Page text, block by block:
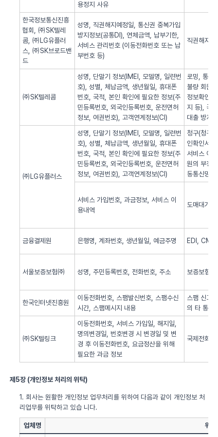
용정지 사유
한국정보통신진흥
협회, ㈜SK텔레
콤, ㈜LG유플러
스, ㈜SK브로드밴
드
성명, 직권해지예정일, 통신권 중복가입
방지정보(공통DI), 연체금액, 납부기한,
서비스 관리번호 (이동전화번호 또는 납
부번호 등)
직권해지
㈜SK텔레콤
성명, 단말기 정보(IMEI, 모델명, 일련번
호), 성별, 체납금액, 생년월일, 휴대폰
번호, 국적, 본인 확인에 필요한 정보(주
민등록번호, 외국인등록번호, 운전면허
정보, 여권번호), 고객연계정보(CI)
로밍, 통화
불량 회원
정보확인,
지 등), 국
대출 방지,
㈜LG유플러스
성명, 단말기 정보(IMEI, 모델명, 일련번
호), 성별, 체납금액, 생년월일, 휴대폰
번호, 국적, 본인 확인에 필요한 정보(주
민등록번호, 외국인등록번호, 운전면허
정보, 여권번호), 고객연계정보(CI)
청구(청구
인확인서
서비스 이
원의 부정
동통신망
서비스 가입번호, 과금정보, 서비스 이
용내역
도매대가
금융결제원 은행명, 계좌번호, 생년월일, 예금주명 EDI, CMS
서울보증보험㈜ 성명, 주민등록번호, 전화번호, 주소 보증보험
한국인터넷진흥원
이동전화번호, 스팸발신번호, 스팸수신
시간, 스팸메시지 내용
스팸 신고
의 타 통신
㈜SK텔링크
이동전화번호, 서비스 가입일, 해지일,
명의변경일, 번호변경 시 변경일 및 변
경 후 이동전화번호, 요금정산을 위해
필요한 과금 정보
국제전화
제5장 (개인정보 처리의 위탁)
1. 회사는 원활한 개인정보 업무처리를 위하여 다음과 같이 개인정보 처
리업무를 위탁하고 있습 니다.
업체명 위탁